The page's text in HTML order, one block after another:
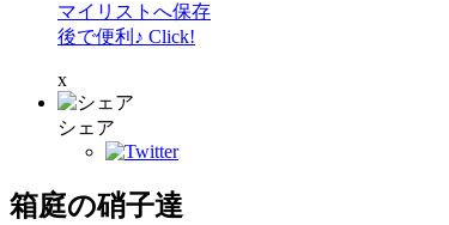
マイリストへ保存
後で便利♪ Click!
x
シェア
箱庭の硝子達